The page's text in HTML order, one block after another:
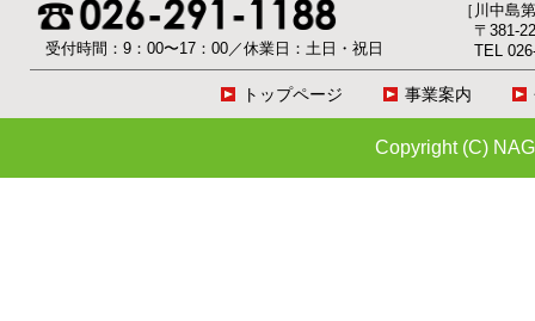
受付時間：9：00〜17：00／休業日：土日・祝日
［川中島
〒381-
TEL
トップページ 事業案内
Copyright (C)